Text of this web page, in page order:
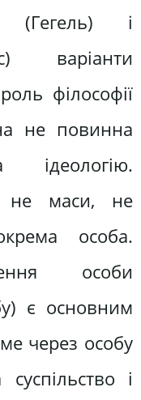
(Гегель) і
варіанти
філософії
не повинна
ідеологію.
не маси, не
особа.
особи
є основним
через особу
і